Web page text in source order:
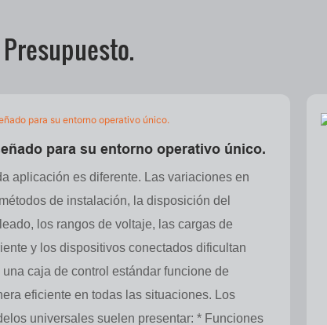
para su entorno operativo único.
aplicación es diferente. Las variaciones en
de instalación, la disposición del
los rangos de voltaje, las cargas de
y los dispositivos conectados dificultan
una caja de control estándar funcione de
eficiente en todas las situaciones. Los
universales suelen presentar: * Funciones